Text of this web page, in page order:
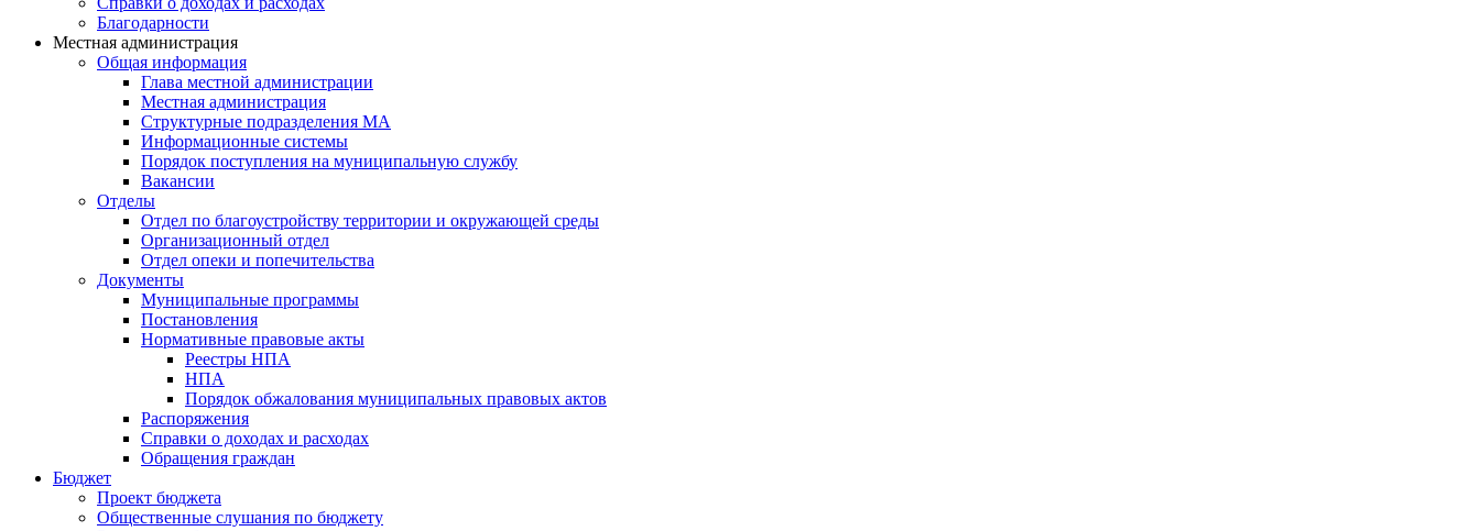
Благодарности
Местная администрация
Общая информация
Глава местной администрации
Местная администрация
Структурные подразделения МА
Информационные системы
Порядок поступления на муниципальную службу
Вакансии
Отделы
Отдел по благоустройству территории и окружающей среды
Организационный отдел
Отдел опеки и попечительства
Документы
Муниципальные программы
Постановления
Нормативные правовые акты
Реестры НПА
НПА
Порядок обжалования муниципальных правовых актов
Распоряжения
Справки о доходах и расходах
Обращения граждан
Бюджет
Проект бюджета
Общественные слушания по бюджету